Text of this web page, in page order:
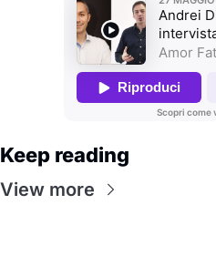
Keep reading
View more